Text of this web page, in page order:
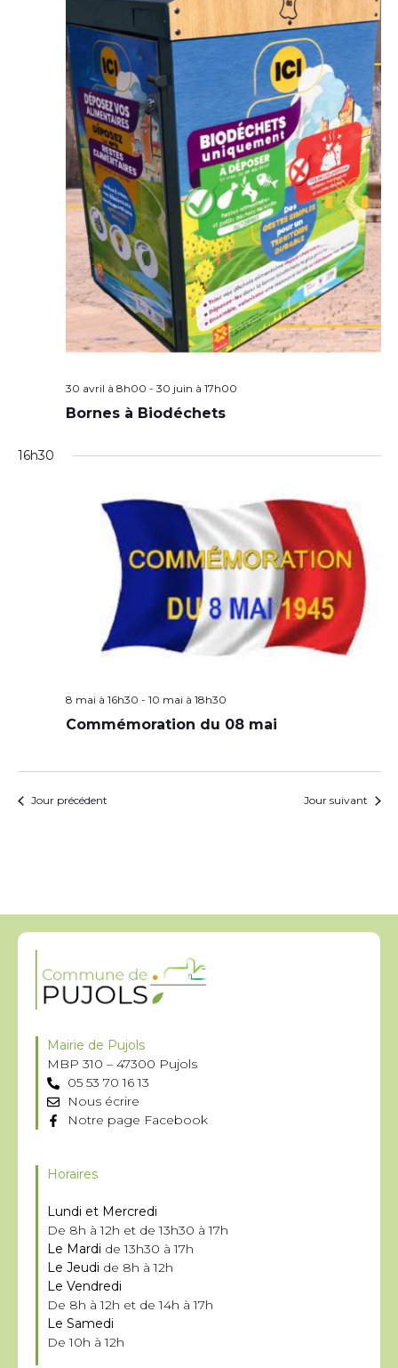
30 avril à 8h00 - 30 juin à 17h00
Bornes à Biodéchets
16h30
8 mai à 16h30 - 10 mai à 18h30
Commémoration du 08 mai
Jour précédent Jour suivant
Mairie de Pujols
MBP 310 – 47300 Pujols
05 53 70 16 13
Nous écrire
Notre page Facebook
Horaires
Lundi et Mercredi
De 8h à 12h et de 13h30 à 17h
Le Mardi de 13h30 à 17h
Le Jeudi de 8h à 12h
Le Vendredi
De 8h à 12h et de 14h à 17h
Le Samedi
De 10h à 12h